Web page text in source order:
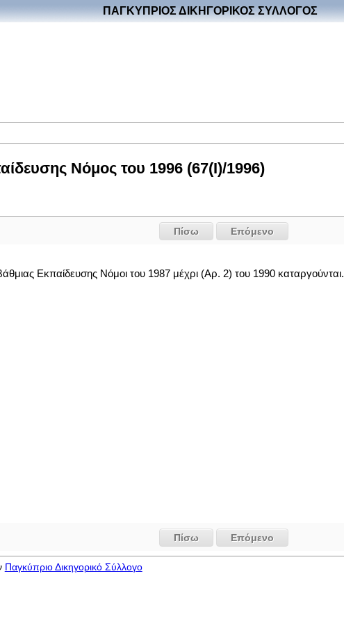
ΠΑΓΚΥΠΡΙΟΣ ΔΙΚΗΓΟΡΙΚΟΣ ΣΥΛΛΟΓΟΣ
Νόμος του 1996 (67(I)/1996)
Πίσω
Επόμενο
Εκπαίδευσης Νόμοι του 1987 μέχρι (Αρ. 2) του 1990 καταργούνται.
Πίσω Επόμενο
Παγκύπριο Δικηγορικό Σύλλογο